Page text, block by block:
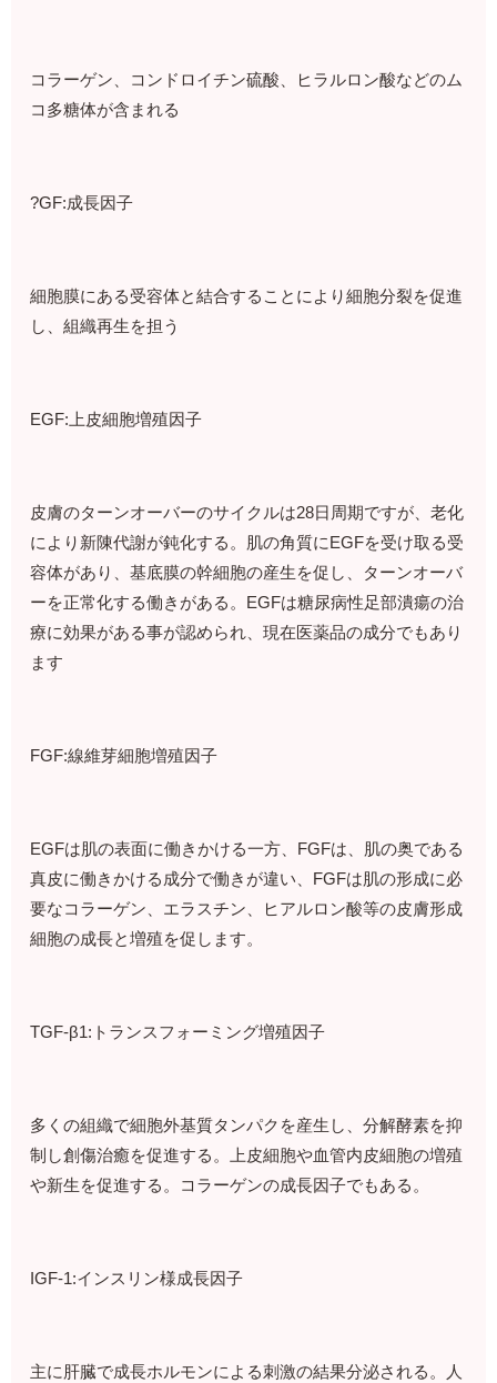
コラーゲン、コンドロイチン硫酸、ヒラルロン酸などのム
コ多糖体が含まれる
?GF:成長因子
細胞膜にある受容体と結合することにより細胞分裂を促進
し、組織再生を担う
EGF:上皮細胞増殖因子
皮膚のターンオーバーのサイクルは28日周期ですが、老化
により新陳代謝が鈍化する。肌の角質にEGFを受け取る受
容体があり、基底膜の幹細胞の産生を促し、ターンオーバ
ーを正常化する働きがある。EGFは糖尿病性足部潰瘍の治
療に効果がある事が認められ、現在医薬品の成分でもあり
ます
FGF:線維芽細胞増殖因子
EGFは肌の表面に働きかける一方、FGFは、肌の奥である
真皮に働きかける成分で働きが違い、FGFは肌の形成に必
要なコラーゲン、エラスチン、ヒアルロン酸等の皮膚形成
細胞の成長と増殖を促します。
TGF-β1:トランスフォーミング増殖因子
多くの組織で細胞外基質タンパクを産生し、分解酵素を抑
制し創傷治癒を促進する。上皮細胞や血管内皮細胞の増殖
や新生を促進する。コラーゲンの成長因子でもある。
IGF-1:インスリン様成長因子
主に肝臓で成長ホルモンによる刺激の結果分泌される。人